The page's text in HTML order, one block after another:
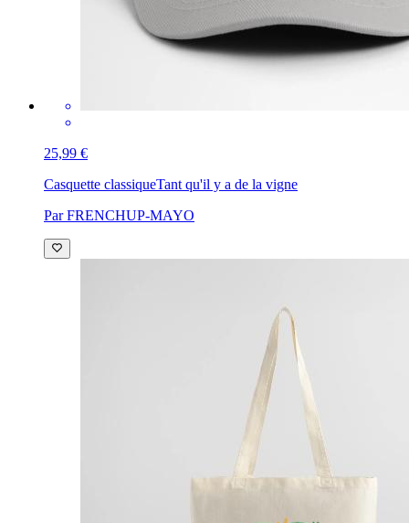
25,99 €
Casquette classiqueTant qu'il y a de la vigne
Par FRENCHUP-MAYO